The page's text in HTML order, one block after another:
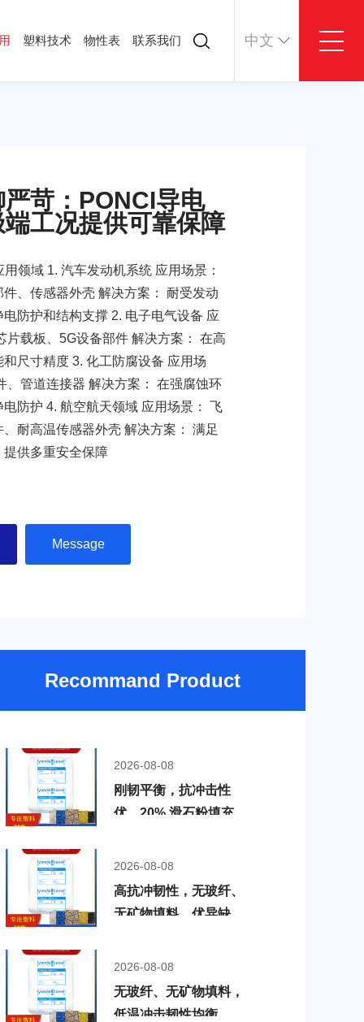
塑料技术 物性表 联系我们 中文
苛：PONCI导电
工况提供可靠保障
领域 1. 汽车发动机系统 应用场景：
、传感器外壳 解决方案： 耐受发动
防护和结构支撑 2. 电子电气设备 应
片载板、5G设备部件 解决方案： 在高
尺寸精度 3. 化工防腐设备 应用场
、管道连接器 解决方案： 在强腐蚀环
防护 4. 航空航天领域 应用场景： 飞
耐高温传感器外壳 解决方案： 满足
供多重安全保障
Message
Recommand Product
2026-08-08
刚韧平衡，抗冲击性
优，20% 滑石粉填充，
Polyfort PP-68/TC/20
NATLNAT
2026-08-08
高抗冲韧性，无玻纤、
无矿物填料，优异缺口
Polyfort
PP5A0BK21BLK
2026-08-08
无玻纤、无矿物填料，
低温冲击韧性均衡，熔